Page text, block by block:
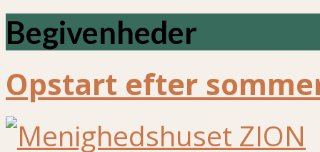
Begivenheder
Opstart efter